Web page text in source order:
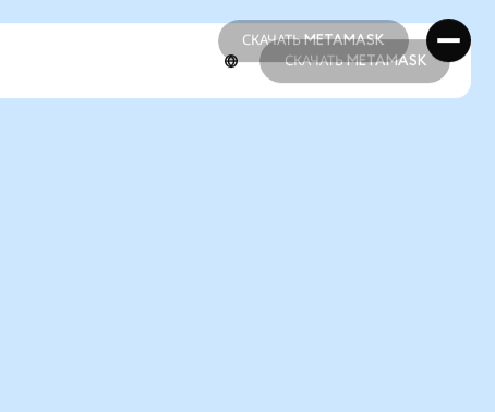
СКАЧАТЬ METAMASK
СКАЧАТЬ METAMASK
СКАЧАТЬ METAMASK